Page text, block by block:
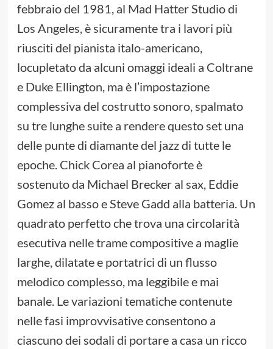
febbraio del 1981, al Mad Hatter Studio di
Los Angeles, è sicuramente tra i lavori più
riusciti del pianista italo-americano,
locupletato da alcuni omaggi ideali a Coltrane
e Duke Ellington, ma è l’impostazione
complessiva del costrutto sonoro, spalmato
su tre lunghe suite a rendere questo set una
delle punte di diamante del jazz di tutte le
epoche. Chick Corea al pianoforte è
sostenuto da Michael Brecker al sax, Eddie
Gomez al basso e Steve Gadd alla batteria. Un
quadrato perfetto che trova una circolarità
esecutiva nelle trame compositive a maglie
larghe, dilatate e portatrici di un flusso
melodico complesso, ma leggibile e mai
banale. Le variazioni tematiche contenute
nelle fasi improvvisative consentono a
ciascuno dei sodali di portare a casa un ricco